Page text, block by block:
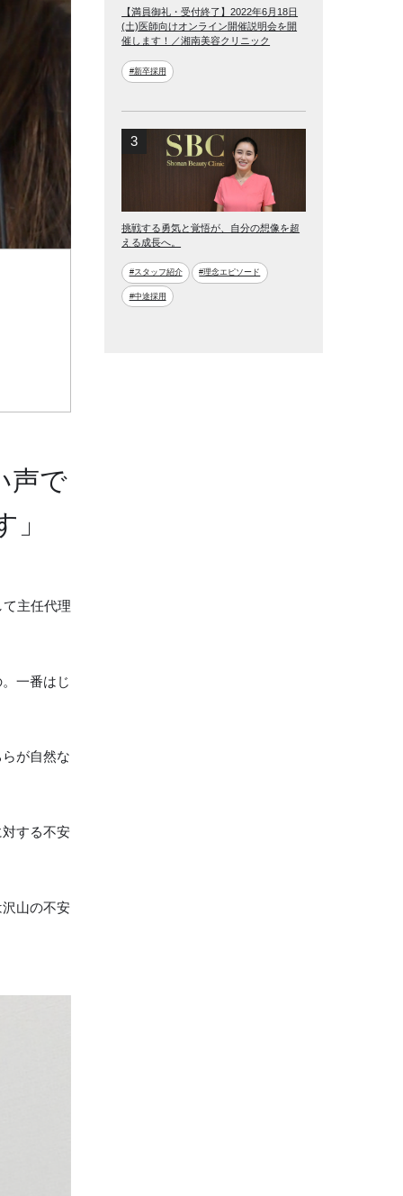
声で
主任代理
一番はじ
が自然な
する不安
山の不安
【満員御礼・受付終了】2022年6月18日
(土)医師向けオンライン開催説明会を開
催します！／湘南美容クリニック
#新卒採用
挑戦する勇気と覚悟が、自分の想像を超
える成長へ。
#スタッフ紹介 #理念エピソード
#中途採用